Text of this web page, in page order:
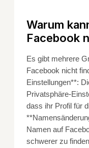
Warum
Facebook
Es gibt mehrere
Facebook nicht
Einstellungen**:
Privatsphäre-
dass ihr Profil für
Namen auf
schwerer zu